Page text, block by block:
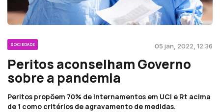
SOCIEDADE 05 jan, 2022, 12:36
Peritos aconselham Governo
sobre a pandemia
Peritos propõem 70% de internamentos em UCI e Rt acima
de 1 como critérios de agravamento de medidas.